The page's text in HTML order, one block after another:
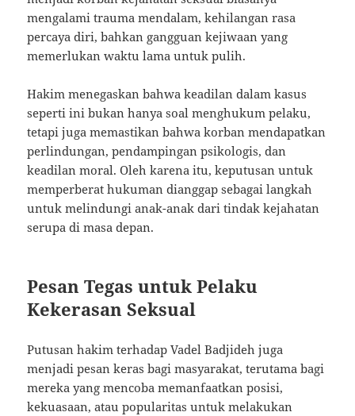
mengalami trauma mendalam, kehilangan rasa
percaya diri, bahkan gangguan kejiwaan yang
memerlukan waktu lama untuk pulih.
Hakim menegaskan bahwa keadilan dalam kasus
seperti ini bukan hanya soal menghukum pelaku,
tetapi juga memastikan bahwa korban mendapatkan
perlindungan, pendampingan psikologis, dan
keadilan moral. Oleh karena itu, keputusan untuk
memperberat hukuman dianggap sebagai langkah
untuk melindungi anak-anak dari tindak kejahatan
serupa di masa depan.
Pesan Tegas untuk Pelaku
Kekerasan Seksual
Putusan hakim terhadap Vadel Badjideh juga
menjadi pesan keras bagi masyarakat, terutama bagi
mereka yang mencoba memanfaatkan posisi,
kekuasaan, atau popularitas untuk melakukan